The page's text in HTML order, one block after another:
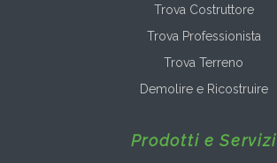
Trova Costruttore
Trova Professionista
Trova Terreno
Demolire e Ricostruire
Prodotti e Servizi